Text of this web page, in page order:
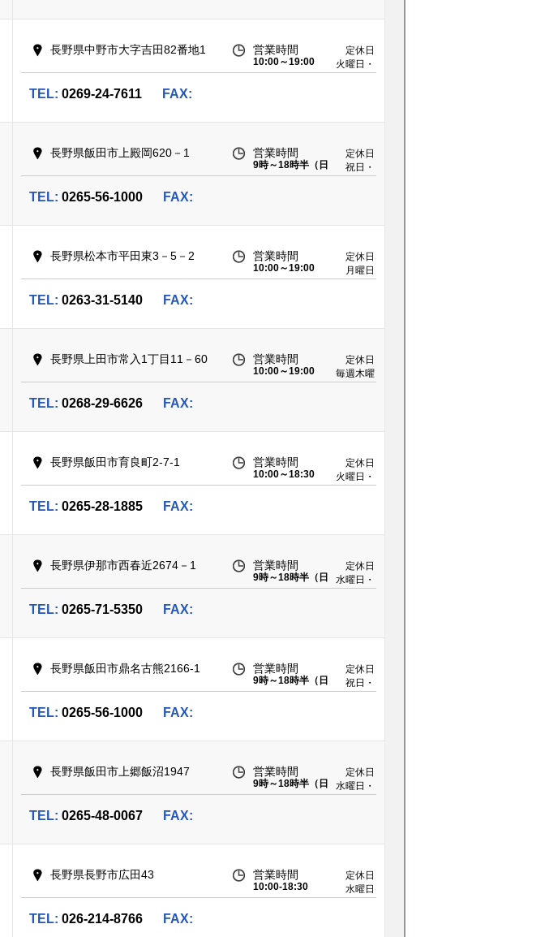
長野県中野市大字吉田82番地1 営業時間
10:00～19:00
定休日
火曜日・
TEL: 0269-24-7611 FAX:
長野県飯田市上殿岡620－1 営業時間
9時～18時半（日
曜18時迄）
定休日
祝日・
TEL: 0265-56-1000 FAX:
長野県松本市平田東3－5－2 営業時間
10:00～19:00
定休日
月曜日
TEL: 0263-31-5140 FAX:
長野県上田市常入1丁目11－60 営業時間
10:00～19:00
定休日
毎週木曜
TEL: 0268-29-6626 FAX:
長野県飯田市育良町2-7-1 営業時間
10:00～18:30
定休日
火曜日・
TEL: 0265-28-1885 FAX:
長野県伊那市西春近2674－1 営業時間
9時～18時半（日
曜18時迄）
定休日
水曜日・
TEL: 0265-71-5350 FAX:
長野県飯田市鼎名古熊2166-1 営業時間
9時～18時半（日
曜18時迄）
定休日
祝日・
TEL: 0265-56-1000 FAX:
長野県飯田市上郷飯沼1947 営業時間
9時～18時半（日
曜18時迄）
定休日
水曜日・
TEL: 0265-48-0067 FAX:
長野県長野市広田43 営業時間
10:00-18:30
定休日
水曜日
TEL: 026-214-8766 FAX: